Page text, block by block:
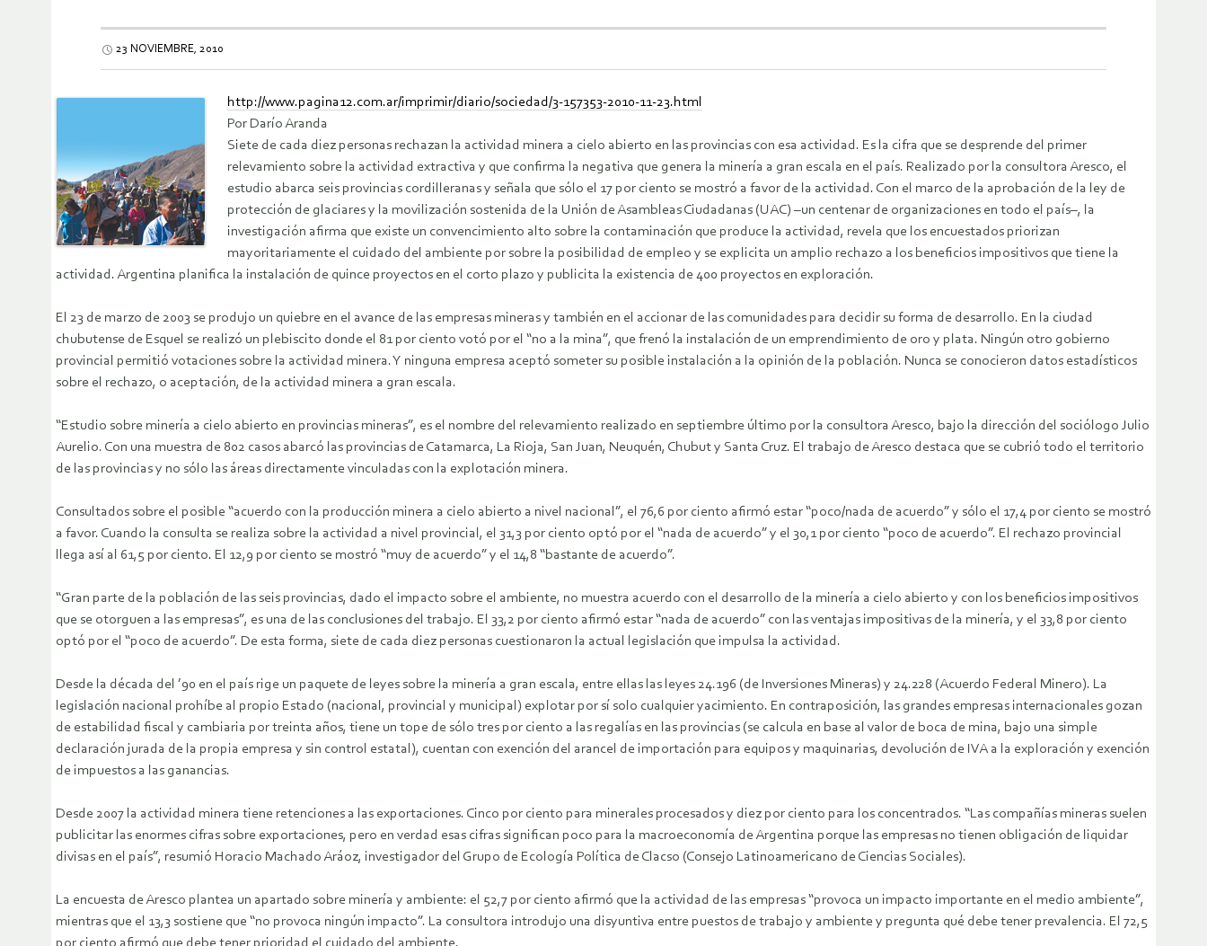
23 NOVIEMBRE, 2010
http://www.pagina12.com.ar/imprimir/diario/sociedad/3-157353-2010-11-23.html
Por Darío Aranda
Siete de cada diez personas rechazan la actividad minera a cielo abierto en las provincias con esa actividad. Es la cifra que se desprende del primer
relevamiento sobre la actividad extractiva y que confirma la negativa que genera la minería a gran escala en el país. Realizado por la consultora Aresco, el
estudio abarca seis provincias cordilleranas y señala que sólo el 17 por ciento se mostró a favor de la actividad. Con el marco de la aprobación de la ley de
protección de glaciares y la movilización sostenida de la Unión de Asambleas Ciudadanas (UAC) –un centenar de organizaciones en todo el país–, la
investigación afirma que existe un convencimiento alto sobre la contaminación que produce la actividad, revela que los encuestados priorizan
mayoritariamente el cuidado del ambiente por sobre la posibilidad de empleo y se explicita un amplio rechazo a los beneficios impositivos que tiene la
actividad. Argentina planifica la instalación de quince proyectos en el corto plazo y publicita la existencia de 400 proyectos en exploración.
El 23 de marzo de 2003 se produjo un quiebre en el avance de las empresas mineras y también en el accionar de las comunidades para decidir su forma de desarrollo. En la ciudad
chubutense de Esquel se realizó un plebiscito donde el 81 por ciento votó por el “no a la mina”, que frenó la instalación de un emprendimiento de oro y plata. Ningún otro gobierno
provincial permitió votaciones sobre la actividad minera. Y ninguna empresa aceptó someter su posible instalación a la opinión de la población. Nunca se conocieron datos estadísticos
sobre el rechazo, o aceptación, de la actividad minera a gran escala.
“Estudio sobre minería a cielo abierto en provincias mineras”, es el nombre del relevamiento realizado en septiembre último por la consultora Aresco, bajo la dirección del sociólogo Julio
Aurelio. Con una muestra de 802 casos abarcó las provincias de Catamarca, La Rioja, San Juan, Neuquén, Chubut y Santa Cruz. El trabajo de Aresco destaca que se cubrió todo el territorio
de las provincias y no sólo las áreas directamente vinculadas con la explotación minera.
Consultados sobre el posible “acuerdo con la producción minera a cielo abierto a nivel nacional”, el 76,6 por ciento afirmó estar “poco/nada de acuerdo” y sólo el 17,4 por ciento se mostró
a favor. Cuando la consulta se realiza sobre la actividad a nivel provincial, el 31,3 por ciento optó por el “nada de acuerdo” y el 30,1 por ciento “poco de acuerdo”. El rechazo provincial
llega así al 61,5 por ciento. El 12,9 por ciento se mostró “muy de acuerdo” y el 14,8 “bastante de acuerdo”.
“Gran parte de la población de las seis provincias, dado el impacto sobre el ambiente, no muestra acuerdo con el desarrollo de la minería a cielo abierto y con los beneficios impositivos
que se otorguen a las empresas”, es una de las conclusiones del trabajo. El 33,2 por ciento afirmó estar “nada de acuerdo” con las ventajas impositivas de la minería, y el 33,8 por ciento
optó por el “poco de acuerdo”. De esta forma, siete de cada diez personas cuestionaron la actual legislación que impulsa la actividad.
Desde la década del ’90 en el país rige un paquete de leyes sobre la minería a gran escala, entre ellas las leyes 24.196 (de Inversiones Mineras) y 24.228 (Acuerdo Federal Minero). La
legislación nacional prohíbe al propio Estado (nacional, provincial y municipal) explotar por sí solo cualquier yacimiento. En contraposición, las grandes empresas internacionales gozan
de estabilidad fiscal y cambiaria por treinta años, tiene un tope de sólo tres por ciento a las regalías en las provincias (se calcula en base al valor de boca de mina, bajo una simple
declaración jurada de la propia empresa y sin control estatal), cuentan con exención del arancel de importación para equipos y maquinarias, devolución de IVA a la exploración y exención
de impuestos a las ganancias.
Desde 2007 la actividad minera tiene retenciones a las exportaciones. Cinco por ciento para minerales procesados y diez por ciento para los concentrados. “Las compañías mineras suelen
publicitar las enormes cifras sobre exportaciones, pero en verdad esas cifras significan poco para la macroeconomía de Argentina porque las empresas no tienen obligación de liquidar
divisas en el país”, resumió Horacio Machado Aráoz, investigador del Grupo de Ecología Política de Clacso (Consejo Latinoamericano de Ciencias Sociales).
La encuesta de Aresco plantea un apartado sobre minería y ambiente: el 52,7 por ciento afirmó que la actividad de las empresas “provoca un impacto importante en el medio ambiente”,
mientras que el 13,3 sostiene que “no provoca ningún impacto”. La consultora introdujo una disyuntiva entre puestos de trabajo y ambiente y pregunta qué debe tener prevalencia. El 72,5